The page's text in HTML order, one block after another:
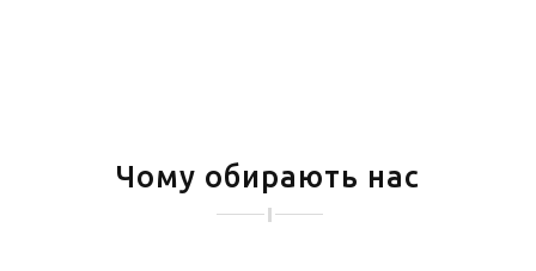
Чому обирають нас